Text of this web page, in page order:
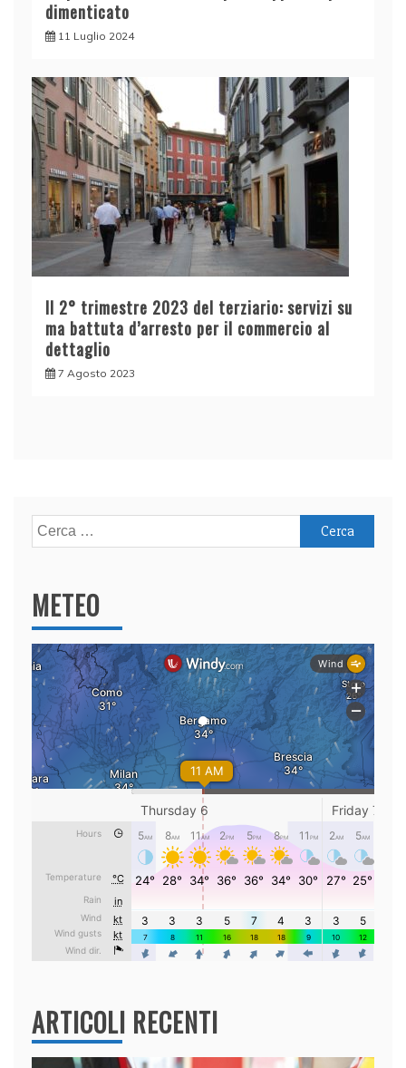
dimenticato
11 Luglio 2024
Il 2° trimestre 2023 del terziario: servizi su
ma battuta d’arresto per il commercio al
dettaglio
7 Agosto 2023
Ricerca
per:
METEO
ARTICOLI RECENTI